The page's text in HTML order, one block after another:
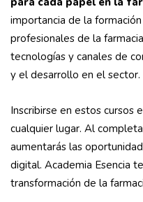
importancia de la
profesionales de la
tecnologías y canales de
y el desarrollo en el sector.
Inscribirse en estos cursos
cualquier lugar. Al
aumentarás las
digital. Academia Esencia
transformación de la